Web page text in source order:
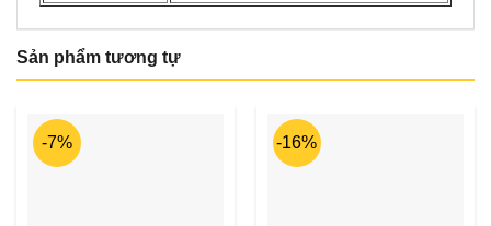
Sản phẩm tương tự
-7% -16%